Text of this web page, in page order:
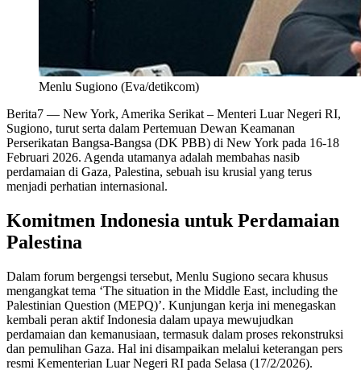
Menlu Sugiono (Eva/detikcom)
Berita7 — New York, Amerika Serikat – Menteri Luar Negeri RI,
Sugiono, turut serta dalam Pertemuan Dewan Keamanan
Perserikatan Bangsa-Bangsa (DK PBB) di New York pada 16-18
Februari 2026. Agenda utamanya adalah membahas nasib
perdamaian di Gaza, Palestina, sebuah isu krusial yang terus
menjadi perhatian internasional.
Komitmen Indonesia untuk Perdamaian
Palestina
Dalam forum bergengsi tersebut, Menlu Sugiono secara khusus
mengangkat tema ‘The situation in the Middle East, including the
Palestinian Question (MEPQ)’. Kunjungan kerja ini menegaskan
kembali peran aktif Indonesia dalam upaya mewujudkan
perdamaian dan kemanusiaan, termasuk dalam proses rekonstruksi
dan pemulihan Gaza. Hal ini disampaikan melalui keterangan pers
resmi Kementerian Luar Negeri RI pada Selasa (17/2/2026).